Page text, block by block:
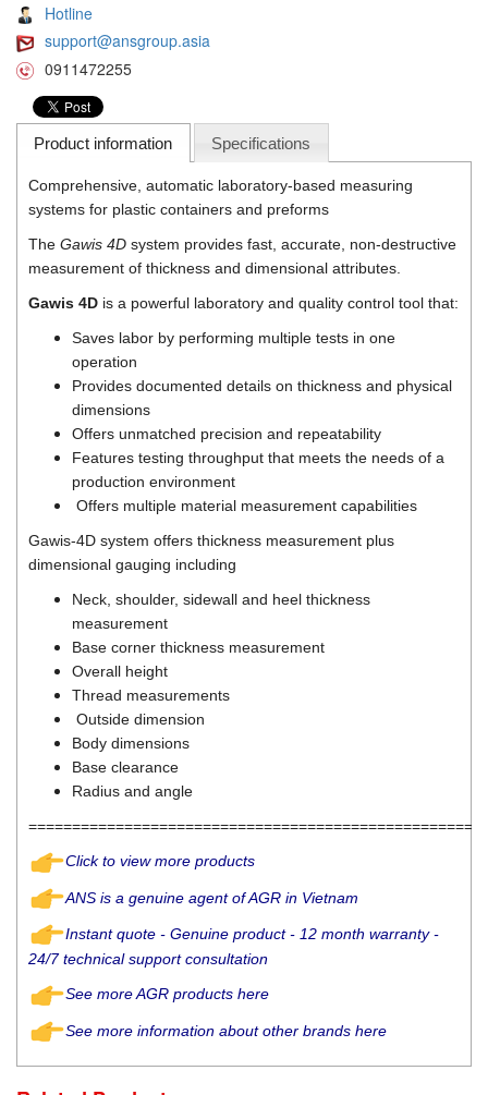
Dias Infrared
DINA Elektronik
Dinel
Di-Soric
Dixon Valve
Doctor Led Vietnam
DOLD - Autho ANS
Dold Vietnam
Dongdo Tech
Donghwa Valve
Dongkun
Dosing Pump
DR. NEUMANN Peltier-Technik
Driesen Kern
Dropsa Vietnam
Druck
DSTI
DUCATI
Duclean
Dukin Besko
Dunkermotoren
Durag
Dynisco
E+E ELEKTRONIK
E+H
E2S
Eaton
Hotline
support@ansgroup.asia
0911472255
Product information Specifications
Comprehensive, automatic laboratory-based measuring
systems for plastic containers and preforms
The Gawis 4D system provides fast, accurate, non-destructive
measurement of thickness and dimensional attributes.
Gawis 4D is a powerful laboratory and quality control tool that:
Saves labor by performing multiple tests in one
operation
Provides documented details on thickness and physical
dimensions
Offers unmatched precision and repeatability
Features testing throughput that meets the needs of a
production environment
Offers multiple material measurement capabilities
Gawis-4D system offers thickness measurement plus
dimensional gauging including
Neck, shoulder, sidewall and heel thickness
measurement
Base corner thickness measurement
Overall height
Thread measurements
Outside dimension
Body dimensions
Base clearance
Radius and angle
Click to view more products
ANS is a genuine agent of AGR in Vietnam
Instant quote - Genuine product - 12 month warranty -
24/7 technical support consultation
See more AGR products here
See more information about other brands here